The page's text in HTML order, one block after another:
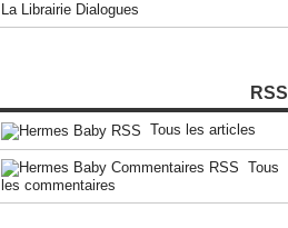
La Librairie Dialogues
RSS
Tous les articles
Tous
les commentaires